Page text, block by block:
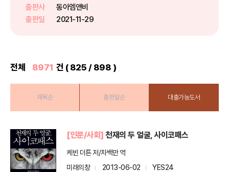
까지 한다. 이러한 상황에서 식량
출판사
동아엠앤비
출판일
2021-11-29
전체 8971 건 ( 825 / 898 )
제목순 출판일순 대출가능도서
[인문/사회] 천재의 두 얼굴, 사이코패스
케빈 더튼 저/차백만 역
미래의창
2013-06-02
YES24